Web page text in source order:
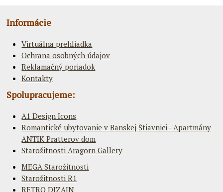
Informácie
Virtuálna prehliadka
Ochrana osobných údajov
Reklamačný poriadok
Kontakty
Spolupracujeme:
A1 Design Icons
Romantické ubytovanie v Banskej Štiavnici - Apartmány
ANTIK Pratterov dom
Starožitnosti Aragorn Gallery
MEGA Starožitnosti
Starožitnosti R1
RETRO DIZAJN